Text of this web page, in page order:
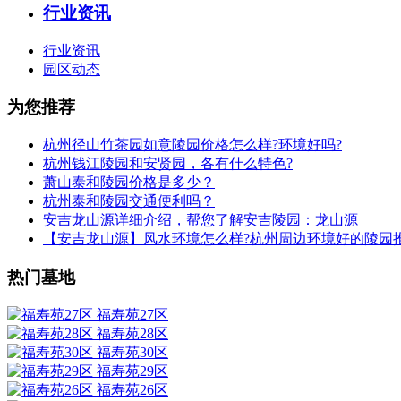
行业资讯
行业资讯
园区动态
为您推荐
杭州径山竹茶园如意陵园价格怎么样?环境好吗?
杭州钱江陵园和安贤园，各有什么特色?
萧山泰和陵园价格是多少？
杭州泰和陵园交通便利吗？
安吉龙山源详细介绍，帮您了解安吉陵园：龙山源
【安吉龙山源】风水环境怎么样?杭州周边环境好的陵园
热门墓地
福寿苑27区
福寿苑28区
福寿苑30区
福寿苑29区
福寿苑26区